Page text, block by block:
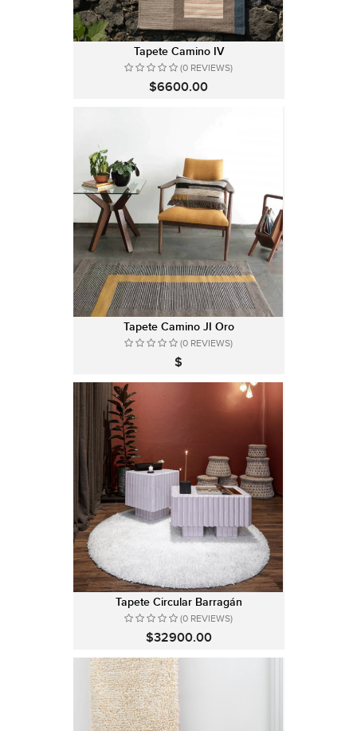
Tapete Camino IV
(0 REVIEWS)
$6600.00
Tapete Camino JI Oro
(0 REVIEWS)
$
Tapete Circular Barragán
(0 REVIEWS)
$32900.00